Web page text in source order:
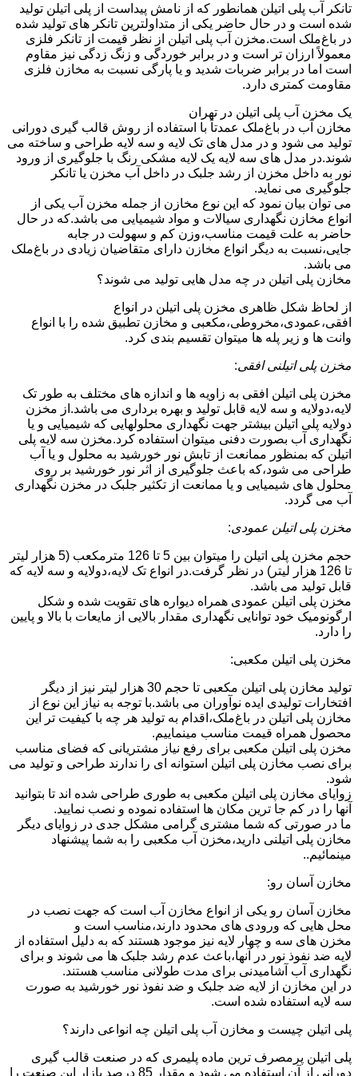
تانکر آب پلی اتیلن همانطور که از نامش پیداست از پلی اتیلن تولید
شده است و در حال حاضر یکی از متداولترین تانکر های تولید شده
در باغ‌ملک است.مخزن آب پلی اتیلن از نظر قیمت از تانکر فلزی
معمولاً ارزان تر است و در برابر خوردگی و زنگ زدگی نیز مقاوم
است اما در برابر ضربات شدید و یا پارگی نسبت به مخازن فلزی
مقاومت کمتری دارد.
یک مخزن آب پلی اتیلن در تهران
مخازن آب در باغ‌ملک عمدتاً با استفاده از روش قالب گیری دورانی
تولید می شود و در مدل های تک لایه و سه لایه طراحی و ساخته می
شوند.در مدل های سه لایه یک لایه مشکی رنگ با جلوگیری از ورود
نور به داخل مخزن از رشد جلبک در داخل آب مخزن یا تانکر
جلوگیری می نماید.
می توان بیان نمود که این نوع مخازن از جمله مخزن آب یکی از
انواع مخازن نگهداری سیالات و مواد شیمیایی می باشد.که در حال
حاضر به علت قیمت مناسب،وزن کم و سهولت در جابه
جایی،نسبت به دیگر انواع مخازن دارای متقاضیان زیادی در باغ‌ملک
می باشد.
مخازن پلی اتیلن در چه مدل هایی تولید می شوند؟
از لحاظ شکل ظاهری مخزن پلی اتیلن در انواع
افقی،عمودی،مخروطی،مکعبی و مخازن تطبیق شده را با انواع
وانت ها و زیر پله ها میتوان تقسیم بندی کرد.
مخزن پلی اتیلنی افقی:
مخزن پلی اتیلن افقی به زاویه ها و اندازه های مختلف به طور تک
لایه،دولایه و سه لایه قابل تولید و بهره برداری می باشد.از مخزن
دولایه پلی اتیلن بیشتر جهت نگهداری محلولهایی که شیمیایی و یا
نگهداری آب بصورت دفنی میتوان استفاده کرد.مخزن سه لایه پلی
اتیلن که بمنظور ممانعت از تابش نور خورشید به محلول و یا آب
طراحی می شود،که باعث جلوگیری از اثر نور خورشید بر روی
محلول های شیمیایی و یا ممانعت از تکثیر جلبک در مخزن نگهداری
آب می گردد.
مخزن پلی اتیلن عمودی:
حجم مخزن پلی اتیلن را میتوان بین 5 تا 126 مترمکعب (5 هزار لیتر
تا 126 هزار لیتر) در نظر گرفت.در انواع تک لایه،دولایه و سه لایه که
قابل تولید می باشد.
مخزن پلی اتیلن عمودی همراه دیواره های تقویت شده و شکل
ارگونومیک خود توانایی نگهداری مقدار بالایی از مایعات با بالا و پایین
را دارد.
مخزن پلی اتیلن مکعبی:
تولید مخازن پلی اتیلن مکعبی تا حجم 30 هزار لیتر نیز از دیگر
افتخارات تولیدی ایده نوآوران می باشد.با توجه به نیاز این نوع از
مخازن پلی اتیلن در باغ‌ملک،اقدام به تولید هر چه با کیفیت تر این
محصول همراه قیمت مناسب مینماییم.
مخزن پلی اتیلن مکعبی برای رفع نیاز مشتریانی که فضای مناسب
برای نصب مخازن پلی اتیلن استوانه ای را ندارند طراحی و تولید می
شود.
زوایای مخازن پلی اتیلن مکعبی به طوری طراحی شده اند تا بتوانید
آنها را در کم جا ترین مکان ها استفاده نموده و نصب نمایید.
ما در صورتی که شما مشتری گرامی مشکل جدی در زوایای دیگر
مخازن پلی اتیلنی دارید،مخزن آب مکعبی را به شما پیشنهاد
مینمائیم..
مخازن آسان رو:
مخازن آسان رو یکی از انواع مخازن آب است که جهت نصب در
محل هایی که ورودی های محدود دارند،مناسب است و
مخزن های سه و چهار لایه نیز موجود هستند که به دلیل استفاده از
لایه ضد نفوذ نور در آنها،باعث عدم رشد جلبک ها می شوند و برای
نگهداری آب آشامیدنی برای مدت طولانی مناسب هستند.
در این مخازن از لایه ضد جلبک و ضد نفوذ نور خورشید به صورت
سه لایه استفاده شده است.
پلی اتیلن چیست و مخازن آب پلی اتیلن چه انواعی دارند؟
پلی اتیلن پرمصرف ترین ماده پلیمری که در صنعت قالب گیری
دورانی از آن استفاده می شود و مقدار 85 درصد بازار این صنعت را